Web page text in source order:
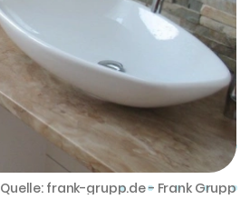
Quelle: frank-grupp.de - Frank Grupp